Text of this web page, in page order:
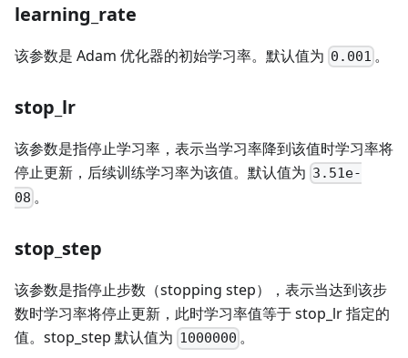
learning_rate
该参数是 Adam 优化器的初始学习率。默认值为 0.001 。
stop_lr
该参数是指停止学习率，表示当学习率降到该值时学习率将
停止更新，后续训练学习率为该值。默认值为 3.51e-
08 。
stop_step
该参数是指停止步数（stopping step），表示当达到该步
数时学习率将停止更新，此时学习率值等于 stop_lr 指定的
值。stop_step 默认值为 1000000 。